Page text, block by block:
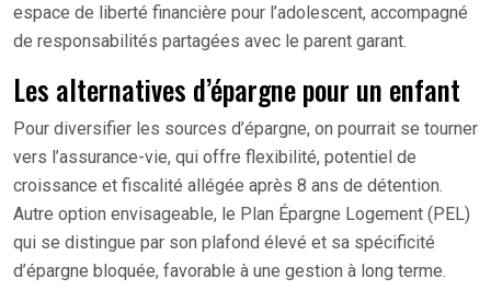
espace de liberté financière pour l’adolescent, accompagné
de responsabilités partagées avec le parent garant.
Les alternatives d’épargne pour un enfant
Pour diversifier les sources d’épargne, on pourrait se tourner
vers l’assurance-vie, qui offre flexibilité, potentiel de
croissance et fiscalité allégée après 8 ans de détention.
Autre option envisageable, le Plan Épargne Logement (PEL)
qui se distingue par son plafond élevé et sa spécificité
d’épargne bloquée, favorable à une gestion à long terme.